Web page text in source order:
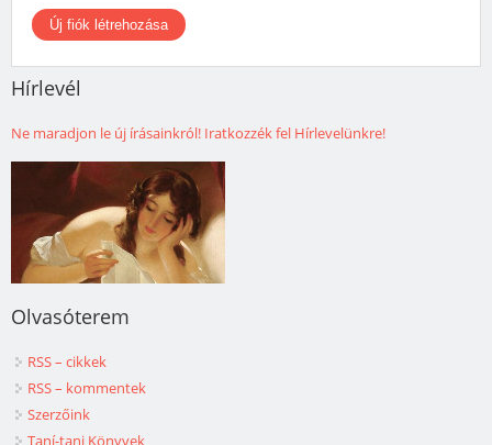
Hírlevél
Ne maradjon le új írásainkról! Iratkozzék fel Hírlevelünkre!
Olvasóterem
RSS – cikkek
RSS – kommentek
Szerzőink
Taní-tani Könyvek